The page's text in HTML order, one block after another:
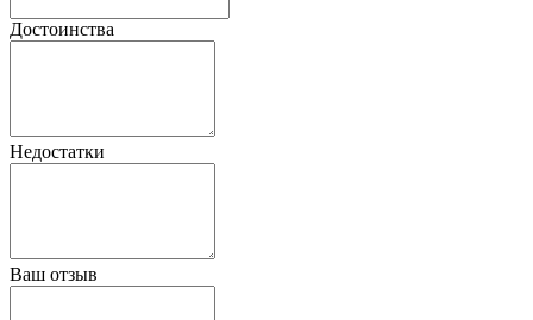
Достоинства
Недостатки
Ваш отзыв